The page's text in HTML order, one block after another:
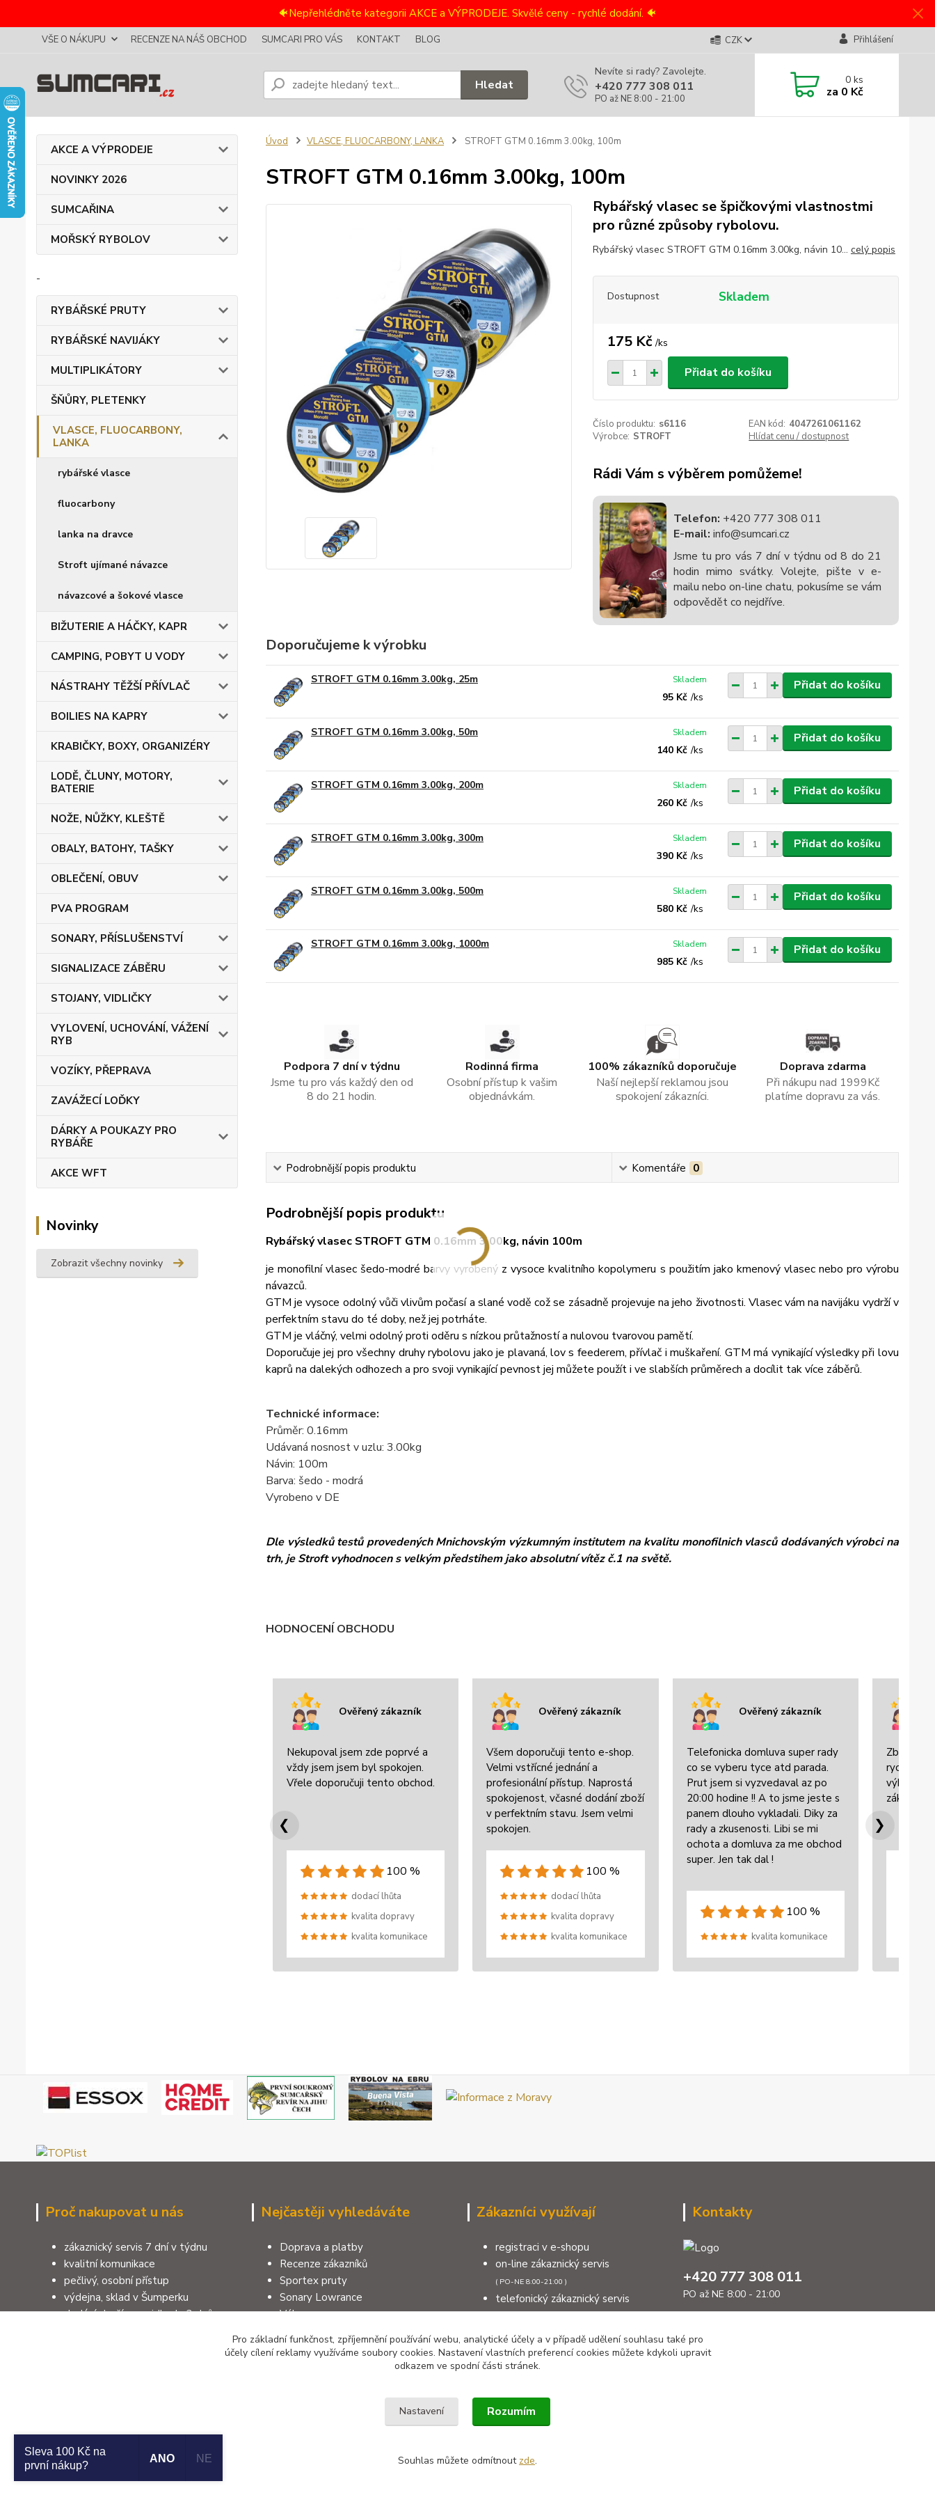
🐠Nepřehlédněte kategorii AKCE a VÝPRODEJE. Skvělé ceny - rychlé dodání. 🐠
VŠE O NÁKUPU RECENZE NA NÁŠ OBCHOD SUMCARI PRO VÁS KONTAKT BLOG CZK Přihlášení
Hledat
Nevíte si rady? Zavolejte.
+420 777 308 011
PO až NE 8:00 - 21:00
0ks
za 0 Kč
AKCE A VÝPRODEJE
NOVINKY 2026
SUMCAŘINA
MOŘSKÝ RYBOLOV
-
RYBÁŘSKÉ PRUTY
RYBÁŘSKÉ NAVIJÁKY
MULTIPLIKÁTORY
ŠŇŮRY, PLETENKY
VLASCE, FLUOCARBONY,
LANKA
rybářské vlasce
fluocarbony
lanka na dravce
Stroft ujímané návazce
návazcové a šokové vlasce
BIŽUTERIE A HÁČKY, KAPR
CAMPING, POBYT U VODY
NÁSTRAHY TĚŽŠÍ PŘÍVLAČ
BOILIES NA KAPRY
KRABIČKY, BOXY, ORGANIZÉRY
LODĚ, ČLUNY, MOTORY,
BATERIE
NOŽE, NŮŽKY, KLEŠTĚ
OBALY, BATOHY, TAŠKY
OBLEČENÍ, OBUV
PVA PROGRAM
SONARY, PŘÍSLUŠENSTVÍ
SIGNALIZACE ZÁBĚRU
STOJANY, VIDLIČKY
VYLOVENÍ, UCHOVÁNÍ, VÁŽENÍ
RYB
VOZÍKY, PŘEPRAVA
ZAVÁŽECÍ LOĎKY
DÁRKY A POUKAZY PRO
RYBÁŘE
AKCE WFT
Novinky
Zobrazit všechny novinky
Úvod VLASCE, FLUOCARBONY, LANKA STROFT GTM 0.16mm 3.00kg, 100m
STROFT GTM 0.16mm 3.00kg, 100m
Rybářský vlasec se špičkovými vlastnostmi
pro různé způsoby rybolovu.
Rybářský vlasec STROFT GTM 0.16mm 3.00kg, návin 10... celý popis
Dostupnost Skladem
175 Kč /ks
Přidat do košíku
Číslo produktu: s6116 EAN kód: 4047261061162
Výrobce: STROFT Hlídat cenu / dostupnost
Rádi Vám s výběrem pomůžeme!
Telefon: +420 777 308 011
E-mail: info@sumcari.cz
Jsme tu pro vás 7 dní v týdnu od 8 do 21
hodin mimo svátky. Volejte, pište v e-
mailu nebo on-line chatu, pokusíme se vám
odpovědět co nejdříve.
Doporučujeme k výrobku
STROFT GTM 0.16mm 3.00kg, 25m
95 Kč /ks
Skladem Přidat do košíku
STROFT GTM 0.16mm 3.00kg, 50m
140 Kč /ks
Skladem Přidat do košíku
STROFT GTM 0.16mm 3.00kg, 200m
260 Kč /ks
Skladem Přidat do košíku
STROFT GTM 0.16mm 3.00kg, 300m
390 Kč /ks
Skladem Přidat do košíku
STROFT GTM 0.16mm 3.00kg, 500m
580 Kč /ks
Skladem Přidat do košíku
STROFT GTM 0.16mm 3.00kg, 1000m
985 Kč /ks
Skladem Přidat do košíku
Podpora 7 dní v týdnu
Jsme tu pro vás každý den od
8 do 21 hodin.
Rodinná firma
Osobní přístup k vašim
objednávkám.
100% zákazníků doporučuje
Naší nejlepší reklamou jsou
spokojení zákazníci.
Doprava zdarma
Při nákupu nad 1999Kč
platíme dopravu za vás.
Podrobnější popis produktu Komentáře 0
Podrobnější popis produktu
Rybářský vlasec STROFT GTM 0.16mm 3.00kg, návin 100m
je monofilní vlasec šedo-modré barvy vyrobený z vysoce kvalitního kopolymeru s použitím jako kmenový vlasec nebo pro výrobu
návazců.
GTM je vysoce odolný vůči vlivům počasí a slané vodě což se zásadně projevuje na jeho životnosti. Vlasec vám na navijáku vydrží v
perfektním stavu do té doby, než jej potrháte.
GTM je vláčný, velmi odolný proti oděru s nízkou průtažností a nulovou tvarovou pamětí.
Doporučuje jej pro všechny druhy rybolovu jako je plavaná, lov s feederem, přívlač i muškaření. GTM má vynikající výsledky při lovu
kaprů na dalekých odhozech a pro svoji vynikající pevnost jej můžete použít i ve slabších průměrech a docílit tak více záběrů.
Technické informace:
Průměr: 0.16mm
Udávaná nosnost v uzlu: 3.00kg
Návin: 100m
Barva: šedo - modrá
Vyrobeno v DE
Dle výsledků testů provedených Mnichovským výzkumným institutem na kvalitu monofilnich vlasců dodávaných výrobci na
trh, je Stroft vyhodnocen s velkým předstihem jako absolutní vítěz č.1 na světě.
HODNOCENÍ OBCHODU
Ověřený zákazník
Nekupoval jsem zde poprvé a
vždy jsem jsem byl spokojen.
Vřele doporučuji tento obchod.
100 %
dodací lhůta
kvalita dopravy
kvalita komunikace
Ověřený zákazník
Všem doporučuji tento e-shop.
Velmi vstřícné jednání a
profesionální přístup. Naprostá
spokojenost, včasné dodání zboží
v perfektním stavu. Jsem velmi
spokojen.
100 %
dodací lhůta
kvalita dopravy
kvalita komunikace
Ověřený zákazník
Telefonicka domluva super rady
co se vyberu tyce atd parada.
Prut jsem si vyzvedaval az po
20:00 hodine !! A to jsme jeste s
panem dlouho vykladali. Diky za
rady a zkusenosti. Libi se mi
ochota a domluva za me obchod
super. Jen tak dal !
100 %
kvalita komunikace
Zboží
rychle
výbornou
❮ ❯
Proč nakupovat u nás
zákaznický servis 7 dní v týdnu
kvalitní komunikace
pečlivý, osobní přístup
výdejna, sklad v Šumperku
dodání zboží zpravidla do 3 dnů
Nejčastěji vyhledáváte
Doprava a platby
Recenze zákazníků
Sportex pruty
Sonary Lowrance
Výbava na sumce
Jak vyměnit nebo reklamovat zboží
Zákazníci využívají
registraci v e-shopu
on-line zákaznický servis
( PO-NE 8:00-21:00 )
telefonický zákaznický servis
výdejní místo v Šumperku
kontakty
Kontakty
+420 777 308 011
PO až NE 8:00 - 21:00
Copyright 2026 © SUMCARI.cz
Pro základní funkčnost, zpříjemnění používání webu, analytické účely a v případě udělení souhlasu také pro
účely cílení reklamy využíváme soubory cookies. Nastavení vlastních preferencí cookies můžete kdykoli upravit
odkazem ve spodní části stránek.
Nastavení Rozumím
Souhlas můžete odmítnout zde.
Sleva 100 Kč na
první nákup?
ANO NE